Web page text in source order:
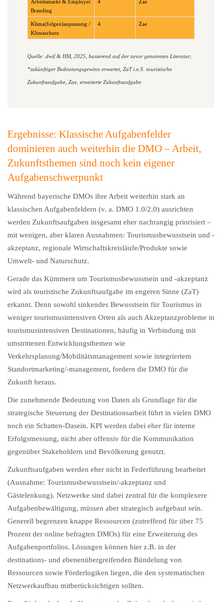
Arbeitsmarkt & Employer
Branding
4 Zae
Klima(folgen)anpassung /
Klimaschutz
4 Zae
Quelle: dwif & HM, 2025, basierend auf der zuvor genannten Literatur;
*zukünftiger Bedeutungsgewinn erwartet, ZaT i.e.S. touristische
Zukunftsaufgabe, Zae, erweiterte Zukunftsaufgabe
Ergebnisse: Klassische Aufgabenfelder
dominieren auch weiterhin die DMO – Arbeit,
Zukunftsthemen sind noch kein eigener
Aufgabenschwerpunkt
Während bayerische DMOs ihre Arbeit weiterhin stark an
klassischen Aufgabenfeldern (v. a. DMO 1.0/2.0) ausrichten
werden Zukunftsaufgaben insgesamt eher nachrangig priorisiert –
mit wenigen, aber klaren Ausnahmen: Tourismusbewusstsein und -
akzeptanz, regionale Wirtschaftskreisläufe/Produkte sowie
Umwelt- und Naturschutz.
Gerade das Kümmern um Tourismusbewusstsein und -akzeptanz
wird als touristische Zukunftsaufgabe im engeren Sinne (ZaT)
erkannt. Denn sowohl sinkendes Bewusstsein für Tourismus in
weniger tourismusintensiven Orten als auch Akzeptanzprobleme in
tourismusintensiven Destinationen, häufig in Verbindung mit
umstrittenen Entwicklungsthemen wie
Verkehrsplanung/Mobilitätsmanagement sowie integriertem
Standortmarketing/-management, fordern die DMO für die
Zukunft heraus.
Die zunehmende Bedeutung von Daten als Grundlage für die
strategische Steuerung der Destinationsarbeit führt in vielen DMO
noch ein Schatten-Dasein. KPI werden dabei eher für interne
Erfolgsmessung, nicht aber offensiv für die Kommunikation
gegenüber Stakeholdern und Bevölkerung genutzt.
Zukunftsaufgaben werden eher nicht in Federführung bearbeitet
(Ausnahme: Tourismusbewusstsein/-akzeptanz und
Gästelenkung). Netzwerke sind dabei zentral für die komplexere
Aufgabenbewältigung, müssen aber strategisch aufgebaut sein.
Generell begrenzen knappe Ressourcen (zutreffend für über 75
Prozent der online befragten DMOs) für eine Erweiterung des
Aufgabenportfolios. Lösungen können hier z.B. in der
destinations- und ebenenübergreifenden Bündelung von
Ressourcen sowie Förderlogiken liegen, die den systematischen
Netzwerkaufbau mitberücksichtigen sollten.